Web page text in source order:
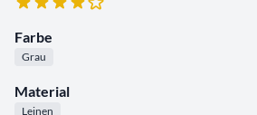
Farbe
Grau
Material
Leinen